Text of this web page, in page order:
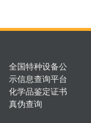
全国特种设备公
示信息查询平台
化学品鉴定证书
真伪查询